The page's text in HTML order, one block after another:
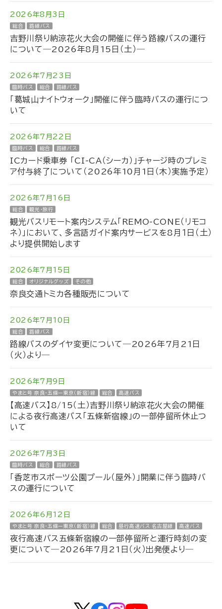
2026年8月3日
総合 路線バス
吉野川祭り納涼花火大会の開催に伴う路線バスの運行
について―2026年8月15日（土）―
2026年7月23日
臨時バス 総合 路線バス
「葛城山ナイトウォーク」開催に伴う臨時バスの運行につ
いて
2026年7月22日
臨時バス 総合 路線バス
ICカード乗車券 「CI-CA（シーカ）」チャージ時のプレミ
ア付与終了について（2026年10月1日（木）実施予定）
2026年7月16日
総合 観光・旅行
観光バスリモート案内システム「REMO-CONE（リモコ
ネ）」において、多言語ガイド案内サービスを8月１日（土）
より提供開始します
2026年7月15日
総合 オリジナルグッズ その他
奈良交通トミカ各種販売について
2026年7月10日
総合 路線バス
路線バスのダイヤ変更について―2026年7月21日
（火）より―
2026年7月9日
やまと号 奈良・五條ー東京（新宿）線 総合 高速バス
【高速バス】8/15（土）吉野川祭り納涼花火大会の開催
による夜行高速バス「五條新宿線」の一部停留所休止つ
いて
2026年7月3日
臨時バス 総合 路線バス
「香芝市スポーツ公園プール（屋外）」開業に伴う臨時バ
スの運行について
2026年6月12日
やまと号 奈良・五條ー東京（新宿）線 総合 昼行高速バス 名古屋線 高速バス
夜行高速バス五條新宿線の一部停留所と運行時刻の変
更について―2026年7月21日（火）出発便より―